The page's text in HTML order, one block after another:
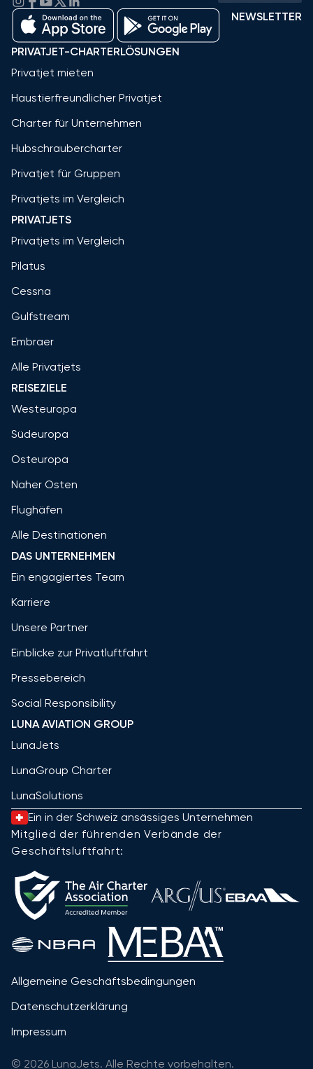
NEWSLETTER
PRIVATJET-CHARTERLÖSUNGEN
Privatjet mieten
Haustierfreundlicher Privatjet
Charter für Unternehmen
Hubschraubercharter
Privatjet für Gruppen
Privatjets im Vergleich
PRIVATJETS
Privatjets im Vergleich
Pilatus
Cessna
Gulfstream
Embraer
Alle Privatjets
REISEZIELE
Westeuropa
Südeuropa
Osteuropa
Naher Osten
Flughäfen
Alle Destinationen
DAS UNTERNEHMEN
Ein engagiertes Team
Karriere
Unsere Partner
Einblicke zur Privatluftfahrt
Pressebereich
Social Responsibility
LUNA AVIATION GROUP
LunaJets
LunaGroup Charter
LunaSolutions
Ein in der Schweiz ansässiges Unternehmen
Mitglied der führenden Verbände der
Geschäftsluftfahrt:
Allgemeine Geschäftsbedingungen
Datenschutzerklärung
Impressum
© 2026 LunaJets. Alle Rechte vorbehalten.